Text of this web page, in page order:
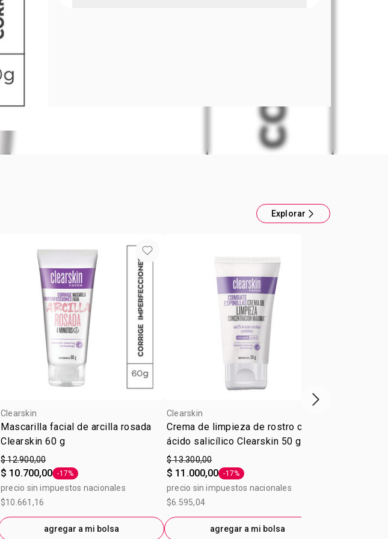
Aplicar sobre el rostro limpio y dejar secar durante 4 minutos.
Enjuagar con agua. Usar de 2 a 3 veces por semana.
Explorar
Clearskin
Mascarilla facial de arcilla rosada
Clearskin 60 g
$ 12.900,00
$ 10.700,00 Etiqueta -17%
-17%
precio sin impuestos nacionales
$10.661,16
agregar a mi bolsa
Clearskin
Crema de limpieza de rostro con
ácido salicílico Clearskin 50 g
$ 13.300,00
$ 11.000,00 Etiqueta -17%
-17%
precio sin impuestos nacionales
$6.595,04
agregar a mi bolsa
Próxima